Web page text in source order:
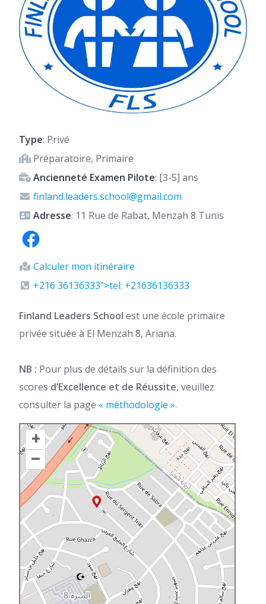
Type: Privé
Préparatoire, Primaire
Ancienneté Examen Pilote: [3-5] ans
finland.leaders.school@gmail.com
Adresse: 11 Rue de Rabat, Menzah 8 Tunis
Calculer mon itinéraire
+216 36136333">tel: +21636136333
Finland Leaders School est une école primaire
privée située à El Menzah 8, Ariana.
NB : Pour plus de détails sur la définition des
scores d’Excellence et de Réussite, veuillez
consulter la page « méthodologie ».
+
–